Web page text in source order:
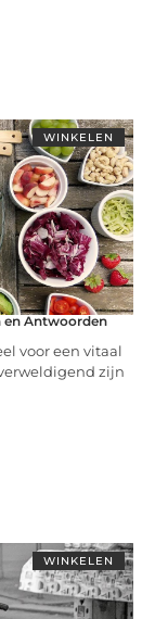
WINKELEN
en Antwoorden
voor een vitaal
zijn
WINKELEN